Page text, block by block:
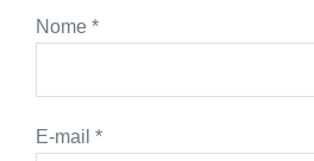
Nome *
E-mail *